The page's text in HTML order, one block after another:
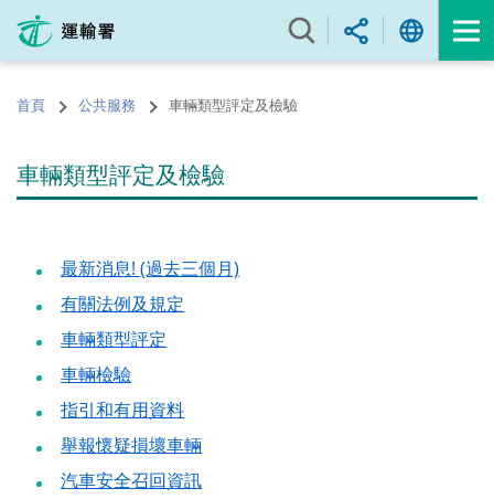
內
的首頁 公共服務 車輛類型評定及檢驗
車輛類型評定及檢驗
最新消息! (過去三個月)
有關法例及規定
車輛類型評定
車輛檢驗
指引和有用資料
舉報懷疑損壞車輛
汽車安全召回資訊